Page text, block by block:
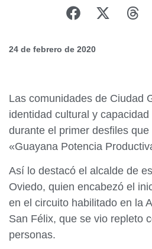
24 de febrero de 2020
Las comunidades de Ciudad
identidad cultural y
durante el primer desfiles
«Guayana Potencia
Así lo destacó el alcalde de
Oviedo, quien encabezó el
en el circuito habilitado en la
San Félix, que se vio repleto
personas.